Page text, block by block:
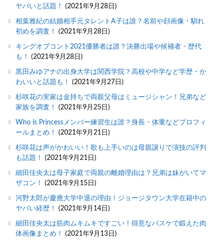
ヤバいと話題！
(2021年9月28日)
相葉雅紀の結婚相手元タレントA子は誰？名前や顔画像・馴れ
初めを調査！
(2021年9月28日)
キングオブコント2021優勝者は誰？決勝出場や候補者・歴代
も！
(2021年9月28日)
黒田みゆアナの出身大学は関西学院？高校や中学など学歴・か
わいいと話題も！
(2021年9月27日)
杉咲花の実家は金持ちで両親父母はミュージシャン！兄弟など
家族を調査！
(2021年9月25日)
Who is Princessメンバー練習生は誰？身長・体重などプロフィ
ールまとめ！
(2021年9月21日)
杉咲花は声がかわいい！歌も上手いのは母親譲りで演技の評判
も話題！
(2021年9月21日)
細田佳央太は母子家庭で両親の離婚理由は？兄弟は妹がいてマ
ザコン！
(2021年9月15日)
河野太郎が慶應大学中退の理由！ジョージタウン大学在籍中の
ヤバい経歴！
(2021年9月14日)
細田佳央太は筋肉ムキムキですごい！得意なバスケで鍛えた肉
体画像まとめ！
(2021年9月13日)